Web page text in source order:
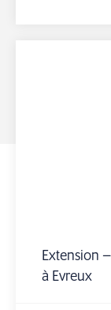
Extension
à Evreux